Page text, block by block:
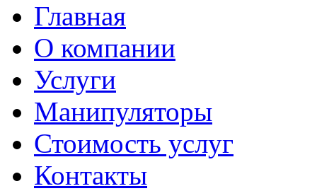
Главная
О компании
Услуги
Манипуляторы
Стоимость услуг
Контакты